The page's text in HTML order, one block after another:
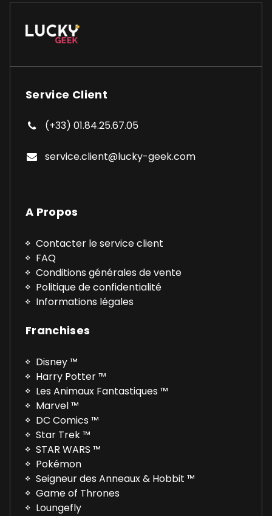
Service Client
(+33) 01.84.25.67.05
service.client@lucky-geek.com
A Propos
Contacter le service client
FAQ
Conditions générales de vente
Politique de confidentialité
Informations légales
Franchises
Disney ™
Harry Potter ™
Les Animaux Fantastiques ™
Marvel ™
DC Comics ™
Star Trek ™
STAR WARS ™
Pokémon
Seigneur des Anneaux & Hobbit ™
Game of Thrones
Loungefly